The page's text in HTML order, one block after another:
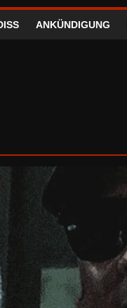
ANKÜNDIGUNG